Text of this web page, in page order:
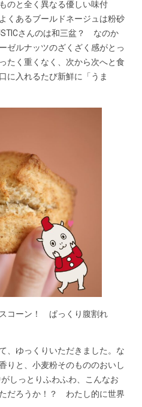
のと全く異なる優しい味付
あるブールドネージュは粉砂
さんのは和三盆？ なのか
ルナッツのざくざく感がとっ
く重くなく、次から次へと食
に入れるたび新鮮に「うま
コーン！ ぱっくり腹割れ
、ゆっくりいただきました。な
りと、小麦粉そのもののおいし
しっとりふわふわ、こんなお
だろうか！？ わたし的に世界